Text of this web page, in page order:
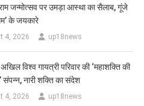
जन्मोत्सव पर उमड़ा आस्था का सैलाब, गूंजे
के जयकारे
4, 2026 up18news
अखिल विश्व गायत्री परिवार की ‘महाशक्ति की
संपन्न, नारी शक्ति का संदेश
4, 2026 up18news